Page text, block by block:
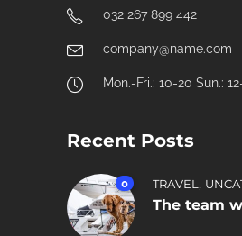
032 267 899 442
company@name.com
Mon.-Fri.: 10-20 Sun.:
Recent Posts
0 TRAVEL ,
The team